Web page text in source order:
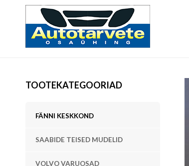
TOOTEKATEGOORIAD
FÄNNI KESKKOND
SAABIDE TEISED MUDELID
VOLVO VARUOSAD